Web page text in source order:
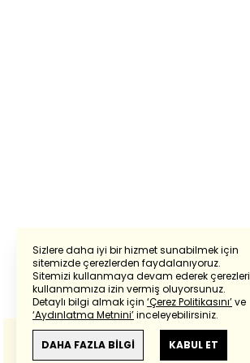
Sizlere daha iyi bir hizmet sunabilmek için
sitemizde çerezlerden faydalanıyoruz.
Sitemizi kullanmaya devam ederek çerezleri
kullanmamıza izin vermiş oluyorsunuz.
Detaylı bilgi almak için ‘Çerez Politikasını’ve
‘Aydınlatma Metnini’inceleyebilirsiniz.
DAHA FAZLA BİLGİ KABUL ET
Powered by Translate
Bu çevirideGoogle Transletekullanılmıştır.
Anlam ve çeviri hatalarından
haberturk.com
sorumlu değildir.